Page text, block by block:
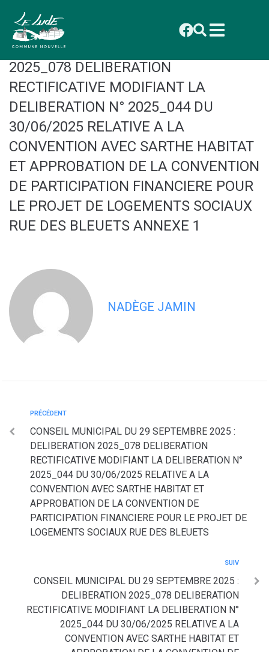
principal
CONSEIL MUNICIPAL DU 29
SEPTEMBRE 2025 : DELIBERATION
2025_078 DELIBERATION
RECTIFICATIVE MODIFIANT LA
DELIBERATION N° 2025_044 DU
30/06/2025 RELATIVE A LA
CONVENTION AVEC SARTHE HABITAT
ET APPROBATION DE LA CONVENTION
DE PARTICIPATION FINANCIERE POUR
LE PROJET DE LOGEMENTS SOCIAUX
RUE DES BLEUETS ANNEXE 1
NADÈGE JAMIN
PRÉCÉDENT
CONSEIL MUNICIPAL DU 29 SEPTEMBRE 2025 :
DELIBERATION 2025_078 DELIBERATION
RECTIFICATIVE MODIFIANT LA DELIBERATION N°
2025_044 DU 30/06/2025 RELATIVE A LA
CONVENTION AVEC SARTHE HABITAT ET
APPROBATION DE LA CONVENTION DE
PARTICIPATION FINANCIERE POUR LE PROJET DE
LOGEMENTS SOCIAUX RUE DES BLEUETS
SUIV
CONSEIL MUNICIPAL DU 29 SEPTEMBRE 2025 :
DELIBERATION 2025_078 DELIBERATION
RECTIFICATIVE MODIFIANT LA DELIBERATION N°
2025_044 DU 30/06/2025 RELATIVE A LA
CONVENTION AVEC SARTHE HABITAT ET